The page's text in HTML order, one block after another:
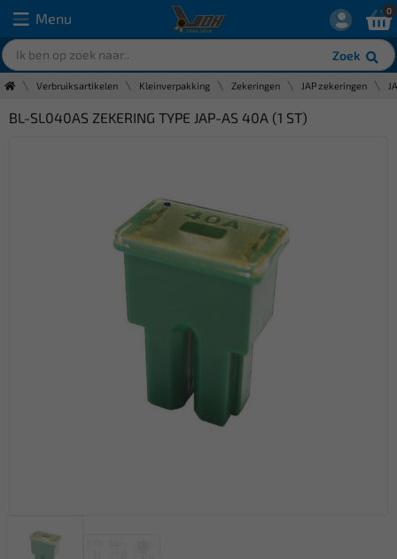
Menu
Zoek
0
Verbruiksartikelen Kleinverpakking Zekeringen JAP zekeringen
BL-SL040AS ZEKERING TYPE JAP-AS 40A (1 ST)